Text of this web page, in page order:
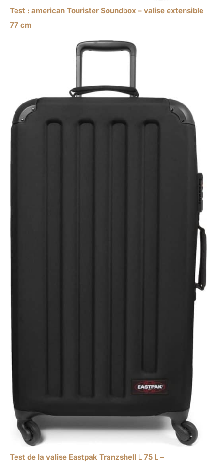
Test : american Tourister Soundbox – valise extensible
77 cm
Test de la valise Eastpak Tranzshell L 75 L –